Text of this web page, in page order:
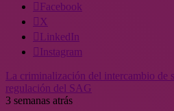
Facebook
X
LinkedIn
Instagram
La criminalización del intercambio de
regulación del SAG
3 semanas atrás